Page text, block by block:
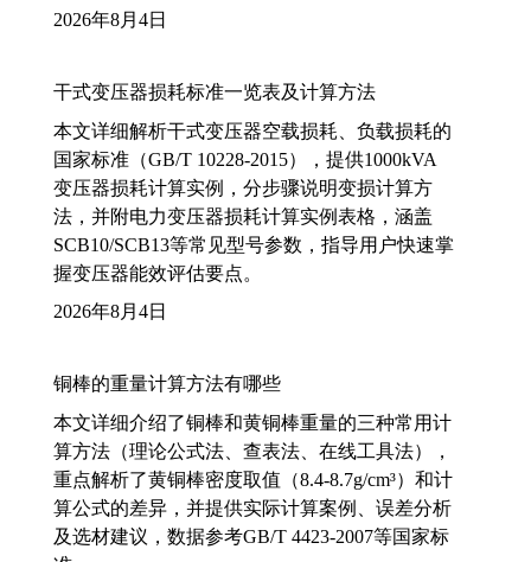
2026年8月4日
干式变压器损耗标准一览表及计算方法
本文详细解析干式变压器空载损耗、负载损耗的
国家标准（GB/T 10228-2015），提供1000kVA
变压器损耗计算实例，分步骤说明变损计算方
法，并附电力变压器损耗计算实例表格，涵盖
SCB10/SCB13等常见型号参数，指导用户快速掌
握变压器能效评估要点。
2026年8月4日
铜棒的重量计算方法有哪些
本文详细介绍了铜棒和黄铜棒重量的三种常用计
算方法（理论公式法、查表法、在线工具法），
重点解析了黄铜棒密度取值（8.4-8.7g/cm³）和计
算公式的差异，并提供实际计算案例、误差分析
及选材建议，数据参考GB/T 4423-2007等国家标